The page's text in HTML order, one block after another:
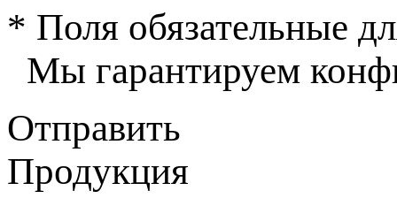
* Поля обязательные
Мы гарантируем
Отправить
Продукция